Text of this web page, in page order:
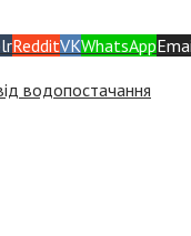
RedditVKWhatsApp
водопостачання